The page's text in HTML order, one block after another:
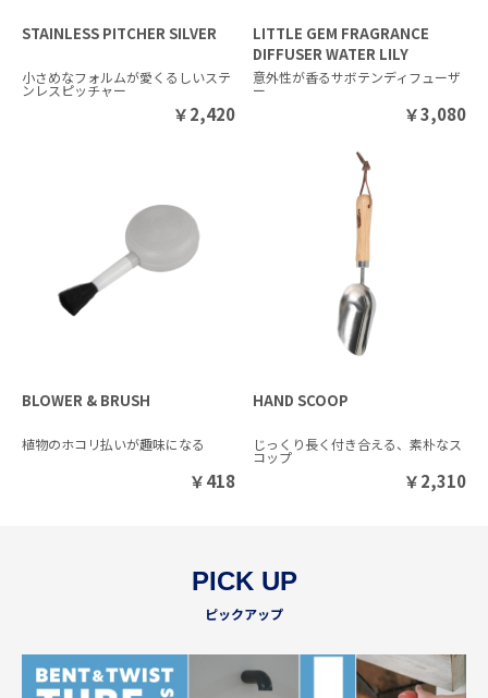
STAINLESS PITCHER SILVER
小さめなフォルムが愛くるしいステ
ンレスピッチャー
￥2,420
LITTLE GEM FRAGRANCE
DIFFUSER WATER LILY
意外性が香るサボテンディフューザ
ー
￥3,080
BLOWER & BRUSH
植物のホコリ払いが趣味になる
￥418
HAND SCOOP
じっくり長く付き合える、素朴なス
コップ
￥2,310
PICK UP
ピックアップ